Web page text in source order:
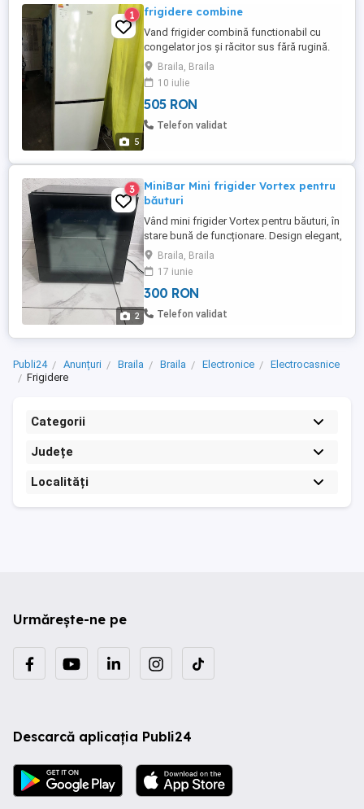
5
1 frigidere combine
Vand frigider combină functionabil cu
congelator jos și răcitor sus fără rugină.
preț 505 lei. Garanție 3 luni. Se poate
asigura și transport.
Braila, Braila
10 iulie
505 RON
Telefon validat
2
3
MiniBar Mini frigider Vortex pentru
băuturi
Vând mini frigider Vortex pentru băuturi, în
stare bună de funcționare. Design elegant,
de culoare neagră, cu ușă din sticlă, ideal
pentru răcirea băuturilor acasă, la birou
sau într-o cameră de hotel. Este compact,
ocupă puțin spațiu și oferă suficient loc
pentru sticle, doze și alte băuturi. Interior
Braila, Braila
17 iunie
300 RON
Telefon validat
Publi24 Anunțuri Braila Braila Electronice
Electrocasnice
Frigidere
Categorii
Județe
Localități
Urmărește-ne pe
Descarcă aplicația Publi24